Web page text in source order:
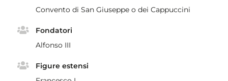
Convento di San Giuseppe o dei Cappuccini
Fondatori
Alfonso III
Figure estensi